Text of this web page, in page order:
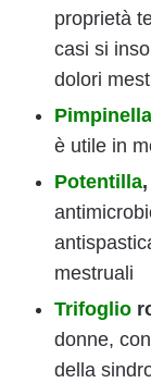
proprietà
casi si
dolori
Pimpinella
è utile in
Potentilla,
mestruali
Trifoglio
donne,
della